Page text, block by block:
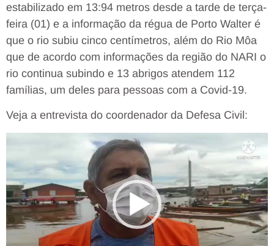
estabilizado em 13:94 metros desde a tarde de terça-
feira (01) e a informação da régua de Porto Walter é
que o rio subiu cinco centímetros, além do Rio Môa
que de acordo com informações da região do NARI o
rio continua subindo e 13 abrigos atendem 112
famílias, um deles para pessoas com a Covid-19.
Veja a entrevista do coordenador da Defesa Civil: